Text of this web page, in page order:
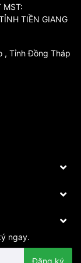
đèn cầu thang
quét phát
150° và góc
MST:
TIỀN GIANG
, Tỉnh Đồng Tháp
ngay.
Đăng ký